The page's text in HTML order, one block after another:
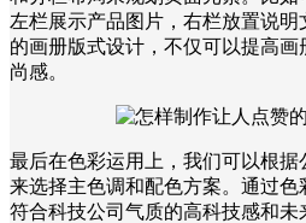
左栏展示产品图片，右栏放置说
的画册版式设计，不仅可以提高
尚感。
最后在色彩运用上，我们可以根
来选择主色调和配色方案。通过
符合科技公司气质的高科技感和